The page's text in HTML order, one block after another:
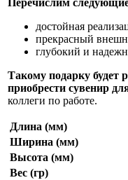
достойная
прекрасный
глубокий и
Такому подарку будет
приобрести сувенир
коллеги по работе.
Длина (мм)
Ширина (мм)
Высота (мм)
Вес (гр)